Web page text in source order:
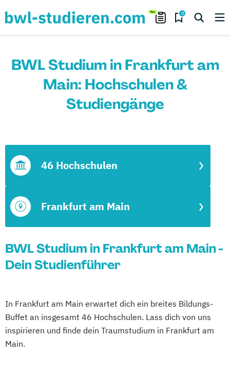
0
BWL Studium in Frankfurt am
Main: Hochschulen &
Studiengänge
Frankfurt am Main
46 Hochschulen
BWL Studium in Frankfurt am Main -
Dein Studienführer
In Frankfurt am Main erwartet dich ein breites Bildungs-
Buffet an insgesamt 46 Hochschulen. Lass dich von uns
inspirieren und finde dein Traumstudium in Frankfurt am
Main.